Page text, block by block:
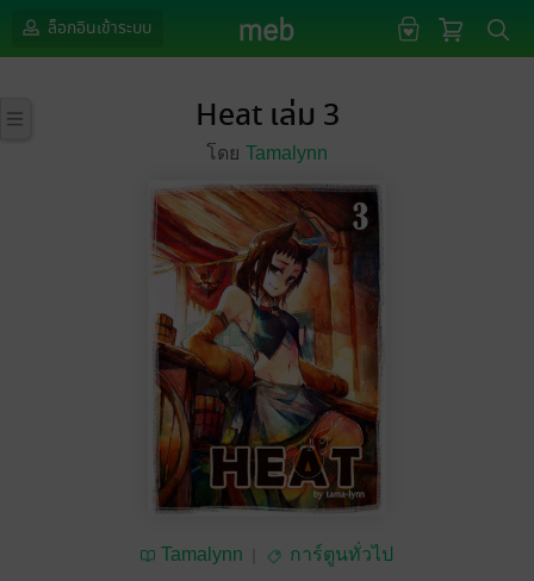
ล็อกอินเข้าระบบ
Heat เล่ม 3
โดย Tamalynn
Tamalynn การ์ตูนทั่วไป